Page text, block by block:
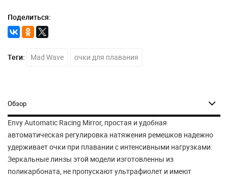
Поделиться:
Теги: Mad Wave очки для плавания
Обзор
Envy Automatic Racing Mirror, простая и удобная
автоматическая регулировка натяжения ремешков надежно
удерживает очки при плавании с интенсивными нагрузками.
Зеркальные линзы этой модели изготовленны из
поликарбоната, не пропускают ультрафиолет и имеют